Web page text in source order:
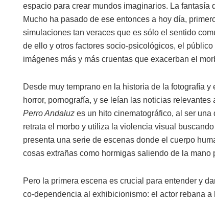
espacio para crear mundos imaginarios. La
Mucho ha pasado de ese entonces a hoy día,
simulaciones tan veraces que es sólo el sentido
de ello y otros factores socio-psicológicos, el
imágenes más y más cruentas que exacerban el
Desde muy temprano en la historia de la fotografía
horror, pornografía, y se leían las noticias
Perro Andaluz es un hito cinematográfico, al ser
retrata el morbo y utiliza la violencia visual
presenta una serie de escenas donde el cuerpo
cosas extrañas como hormigas saliendo de la mano
Pero la primera escena es crucial para entender y
co-dependencia al exhibicionismo: el actor rebana